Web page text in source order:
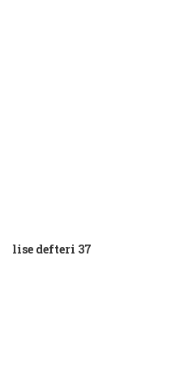
lise defteri 37